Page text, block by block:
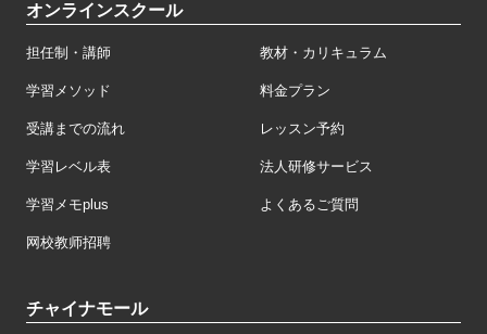
オンラインスクール
担任制・講師 教材・カリキュラム
学習メソッド 料金プラン
受講までの流れ レッスン予約
学習レベル表 法人研修サービス
学習メモplus よくあるご質問
网校教师招聘
チャイナモール